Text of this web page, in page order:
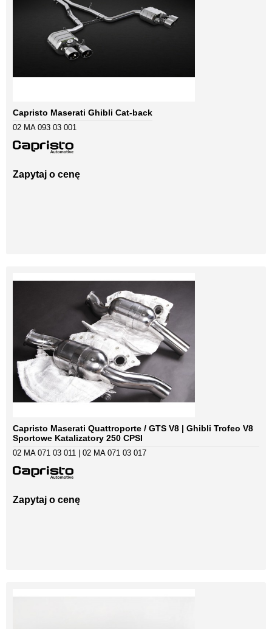
Capristo Maserati Ghibli Cat-back
02 MA 093 03 001
Zapytaj o cenę
Capristo Maserati Quattroporte / GTS V8 | Ghibli Trofeo V8
Sportowe Katalizatory 250 CPSI
02 MA 071 03 011 | 02 MA 071 03 017
Zapytaj o cenę